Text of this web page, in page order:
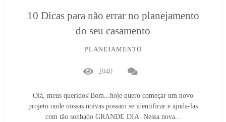
10 Dicas para não errar no planejamento
do seu casamento
PLANEJAMENTO
2040
Olá, meus queridos!Bom...hoje quero começar um novo
projeto onde nossas noivas possam se identificar e ajuda-las
com tão sonhado GRANDE DIA. Nessa nova...